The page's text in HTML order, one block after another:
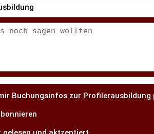
Buchungsinfos zur Profilerausbildung